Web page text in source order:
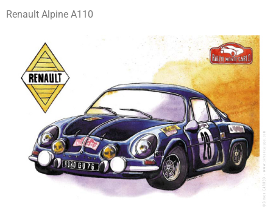
Renault Alpine A110